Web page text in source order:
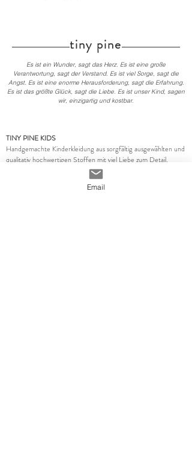
tiny pine
Es ist ein Wunder, sagt das Herz. Es ist eine große
Verantwortung, sagt der Verstand. Es ist viel Sorge, sagt die
Angst. Es ist eine enorme Herausforderung, sagt die Erfahrung.
Es ist das größte Glück, sagt die Liebe. Es ist unser Kind, sagen
wir, einzigartig und kostbar.
TINY PINE KIDS
Handgemachte Kinderkleidung aus sorgfältig ausgewählten und
qualitativ hochwertigen Stoffen mit viel Liebe zum Detail.
SERVICE
Versand und Bezahlung
Email